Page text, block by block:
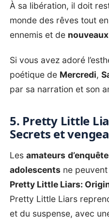
À sa libération, il doit
monde des rêves tout
ennemis et de nouveaux
Si vous avez adoré
poétique de Mercredi,
par sa narration et son
5. Pretty Little
Secrets et
Les amateurs
adolescents ne
Pretty Little Liars:
Pretty Little Liars
et du suspense, avec